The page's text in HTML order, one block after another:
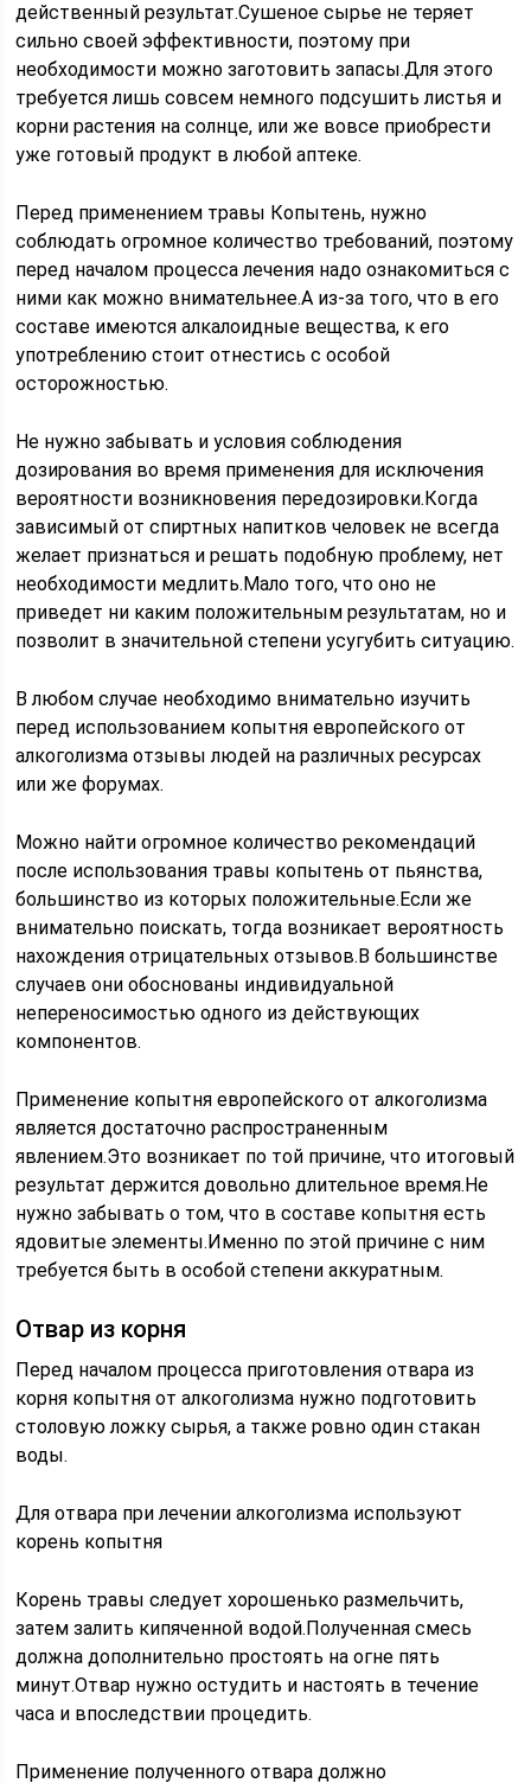
действенный результат.Сушеное сырье не теряет
сильно своей эффективности, поэтому при
необходимости можно заготовить запасы.Для этого
требуется лишь совсем немного подсушить листья и
корни растения на солнце, или же вовсе приобрести
уже готовый продукт в любой аптеке.
Перед применением травы Копытень, нужно
соблюдать огромное количество требований, поэтому
перед началом процесса лечения надо ознакомиться с
ними как можно внимательнее.А из-за того, что в его
составе имеются алкалоидные вещества, к его
употреблению стоит отнестись с особой
осторожностью.
Не нужно забывать и условия соблюдения
дозирования во время применения для исключения
вероятности возникновения передозировки.Когда
зависимый от спиртных напитков человек не всегда
желает признаться и решать подобную проблему, нет
необходимости медлить.Мало того, что оно не
приведет ни каким положительным результатам, но и
позволит в значительной степени усугубить ситуацию.
В любом случае необходимо внимательно изучить
перед использованием копытня европейского от
алкоголизма отзывы людей на различных ресурсах
или же форумах.
Можно найти огромное количество рекомендаций
после использования травы копытень от пьянства,
большинство из которых положительные.Если же
внимательно поискать, тогда возникает вероятность
нахождения отрицательных отзывов.В большинстве
случаев они обоснованы индивидуальной
непереносимостью одного из действующих
компонентов.
Применение копытня европейского от алкоголизма
является достаточно распространенным
явлением.Это возникает по той причине, что итоговый
результат держится довольно длительное время.Не
нужно забывать о том, что в составе копытня есть
ядовитые элементы.Именно по этой причине с ним
требуется быть в особой степени аккуратным.
Отвар из корня
Перед началом процесса приготовления отвара из
корня копытня от алкоголизма нужно подготовить
столовую ложку сырья, а также ровно один стакан
воды.
Для отвара при лечении алкоголизма используют
корень копытня
Корень травы следует хорошенько размельчить,
затем залить кипяченной водой.Полученная смесь
должна дополнительно простоять на огне пять
минут.Отвар нужно остудить и настоять в течение
часа и впоследствии процедить.
Применение полученного отвара должно